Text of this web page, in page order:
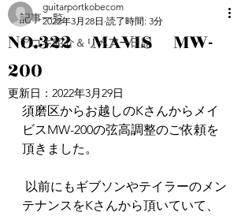
記事一覧
アコギ紹介＆リペアー日記
NO.322 MAVIS MW-
200
guitarportkobecom
2022年3月28日 読了時間: 3分
更新日： 2022年3月29日
須磨区からお越しのKさんからメイ
ビスMW-200の弦高調整のご依頼を
頂きました。
テナンスをKさんから頂いていて、